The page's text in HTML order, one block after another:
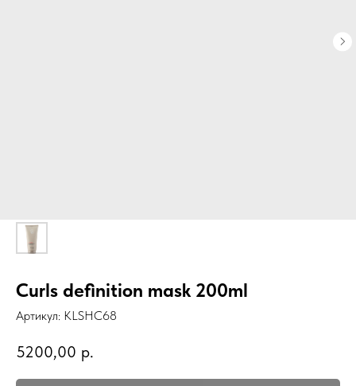
Curls definition mask 200ml
Артикул: KLSHC68
5200,00 р.